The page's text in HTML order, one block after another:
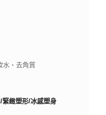
水、去角質
緻塑形/冰感塑身